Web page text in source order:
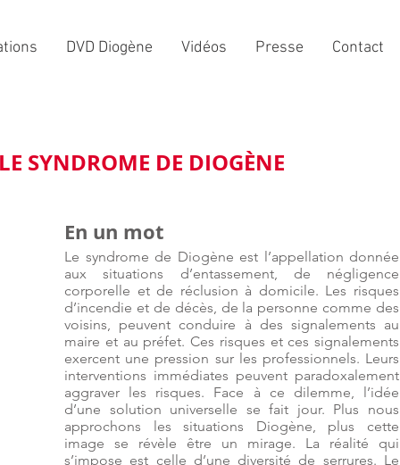
DVD Diogène Vidéos Presse Contact
SYNDROME DE DIOGÈNE
En un mot
Le syndrome de Diogène est l’appellation donnée
aux situations d’entassement, de négligence
corporelle et de réclusion à domicile. Les risques
d’incendie et de décès, de la personne comme des
voisins, peuvent conduire à des signalements au
maire et au préfet. Ces risques et ces signalements
exercent une pression sur les professionnels. Leurs
interventions immédiates peuvent paradoxalement
aggraver les risques. Face à ce dilemme, l’idée
d’une solution universelle se fait jour. Plus nous
approchons les situations Diogène, plus cette
image se révèle être un mirage. La réalité qui
s’impose est celle d’une diversité de serrures. Le